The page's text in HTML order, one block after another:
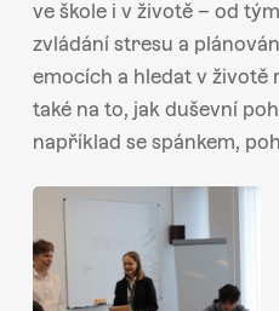
ve škole i v životě – od
zvládání stresu a
emocích a hledat v životě
také na to, jak duševní
například se spánkem,